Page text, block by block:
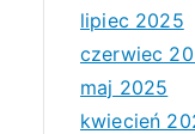
lipiec 2025
czerwiec
maj 2025
kwiecień